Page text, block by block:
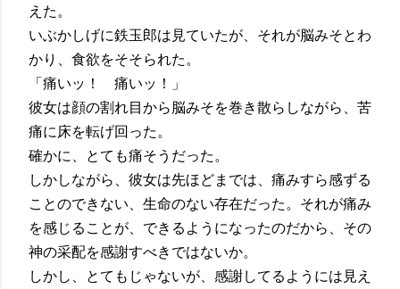
えた。
いぶかしげに鉄玉郎は見ていたが、それが脳みそとわ
かり、食欲をそそられた。
「痛いッ！ 痛いッ！」
彼女は顔の割れ目から脳みそを巻き散らしながら、苦
痛に床を転げ回った。
確かに、とても痛そうだった。
しかしながら、彼女は先ほどまでは、痛みすら感ずる
ことのできない、生命のない存在だった。それが痛み
を感じることが、できるようになったのだから、その
神の采配を感謝すべきではないか。
しかし、とてもじゃないが、感謝してるようには見え